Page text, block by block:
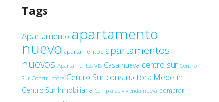
Tags
Apartamento apartamento
nuevo apartamentos apartamentos
nuevos Apartamentos VIS Casa nueva centro sur Centro
Sur Constructora Centro Sur constructora Medellín
Centro Sur Inmobiliaria Compra de vivienda nueva comprar